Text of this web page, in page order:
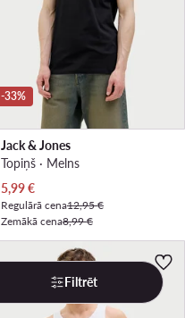
-33%
Jack & Jones
Topiņš · Melns
Pašreizējā cena
5,99€
Regulārā cena12,95 €
Zemākā cena8,99 €
Filtrēt